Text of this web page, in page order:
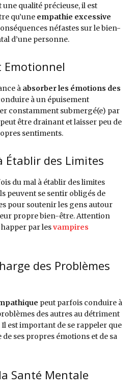
une qualité précieuse, il est
qu’une empathie excessive
néfastes sur le bien-
d’une personne.
Emotionnel
à absorber les émotions des
à un épuisement
constamment submergé(e) par
être drainant et laisser peu de
sentiments.
Établir des Limites
du mal à établir des limites
peuvent se sentir obligés de
pour soutenir les gens autour
propre bien-être. Attention
happer par lesvampires
des Problèmes
peut parfois conduire à
des autres au détriment
est important de se rappeler que
ses propres émotions et de sa
Santé Mentale